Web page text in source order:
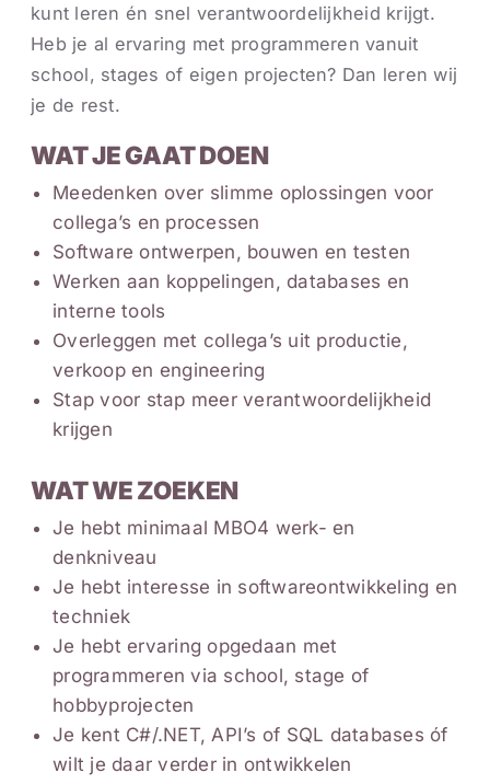
kunt leren én snel verantwoordelijkheid krijgt.
Heb je al ervaring met programmeren vanuit
school, stages of eigen projecten? Dan leren wij
je de rest.
WAT JE GAAT DOEN
Meedenken over slimme oplossingen voor
collega’s en processen
Software ontwerpen, bouwen en testen
Werken aan koppelingen, databases en
interne tools
Overleggen met collega’s uit productie,
verkoop en engineering
Stap voor stap meer verantwoordelijkheid
krijgen
WAT WE ZOEKEN
Je hebt minimaal MBO4 werk- en
denkniveau
Je hebt interesse in softwareontwikkeling en
techniek
Je hebt ervaring opgedaan met
programmeren via school, stage of
hobbyprojecten
Je kent C#/.NET, API’s of SQL databases óf
wilt je daar verder in ontwikkelen